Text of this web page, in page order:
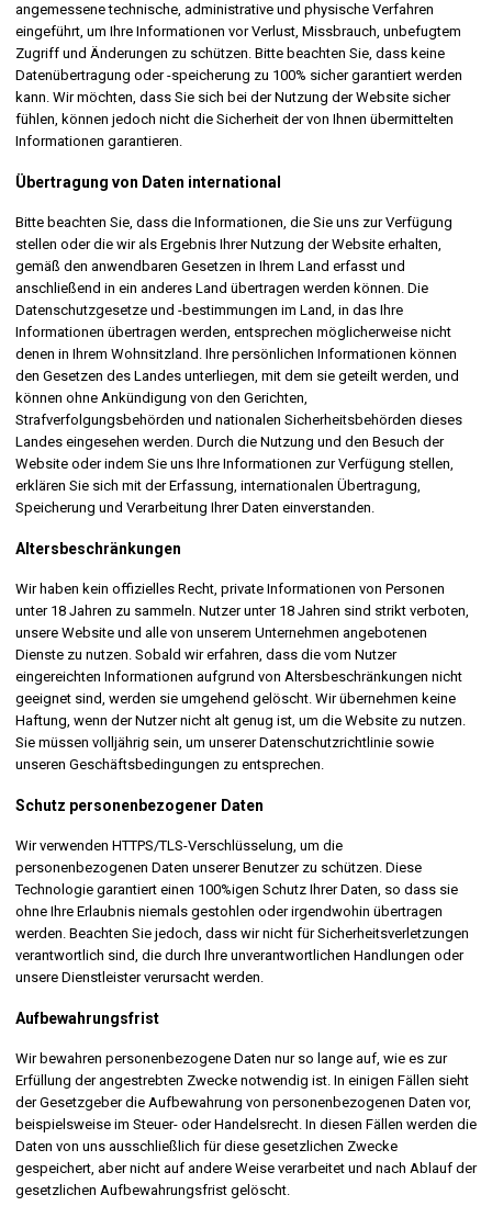
angemessene technische, administrative und physische Verfahren
eingeführt, um Ihre Informationen vor Verlust, Missbrauch, unbefugtem
Zugriff und Änderungen zu schützen. Bitte beachten Sie, dass keine
Datenübertragung oder -speicherung zu 100% sicher garantiert werden
kann. Wir möchten, dass Sie sich bei der Nutzung der Website sicher
fühlen, können jedoch nicht die Sicherheit der von Ihnen übermittelten
Informationen garantieren.
Übertragung von Daten international
Bitte beachten Sie, dass die Informationen, die Sie uns zur Verfügung
stellen oder die wir als Ergebnis Ihrer Nutzung der Website erhalten,
gemäß den anwendbaren Gesetzen in Ihrem Land erfasst und
anschließend in ein anderes Land übertragen werden können. Die
Datenschutzgesetze und -bestimmungen im Land, in das Ihre
Informationen übertragen werden, entsprechen möglicherweise nicht
denen in Ihrem Wohnsitzland. Ihre persönlichen Informationen können
den Gesetzen des Landes unterliegen, mit dem sie geteilt werden, und
können ohne Ankündigung von den Gerichten,
Strafverfolgungsbehörden und nationalen Sicherheitsbehörden dieses
Landes eingesehen werden. Durch die Nutzung und den Besuch der
Website oder indem Sie uns Ihre Informationen zur Verfügung stellen,
erklären Sie sich mit der Erfassung, internationalen Übertragung,
Speicherung und Verarbeitung Ihrer Daten einverstanden.
Altersbeschränkungen
Wir haben kein offizielles Recht, private Informationen von Personen
unter 18 Jahren zu sammeln. Nutzer unter 18 Jahren sind strikt verboten,
unsere Website und alle von unserem Unternehmen angebotenen
Dienste zu nutzen. Sobald wir erfahren, dass die vom Nutzer
eingereichten Informationen aufgrund von Altersbeschränkungen nicht
geeignet sind, werden sie umgehend gelöscht. Wir übernehmen keine
Haftung, wenn der Nutzer nicht alt genug ist, um die Website zu nutzen.
Sie müssen volljährig sein, um unserer Datenschutzrichtlinie sowie
unseren Geschäftsbedingungen zu entsprechen.
Schutz personenbezogener Daten
Wir verwenden HTTPS/TLS-Verschlüsselung, um die
personenbezogenen Daten unserer Benutzer zu schützen. Diese
Technologie garantiert einen 100%igen Schutz Ihrer Daten, so dass sie
ohne Ihre Erlaubnis niemals gestohlen oder irgendwohin übertragen
werden. Beachten Sie jedoch, dass wir nicht für Sicherheitsverletzungen
verantwortlich sind, die durch Ihre unverantwortlichen Handlungen oder
unsere Dienstleister verursacht werden.
Aufbewahrungsfrist
Wir bewahren personenbezogene Daten nur so lange auf, wie es zur
Erfüllung der angestrebten Zwecke notwendig ist. In einigen Fällen sieht
der Gesetzgeber die Aufbewahrung von personenbezogenen Daten vor,
beispielsweise im Steuer- oder Handelsrecht. In diesen Fällen werden die
Daten von uns ausschließlich für diese gesetzlichen Zwecke
gespeichert, aber nicht auf andere Weise verarbeitet und nach Ablauf der
gesetzlichen Aufbewahrungsfrist gelöscht.